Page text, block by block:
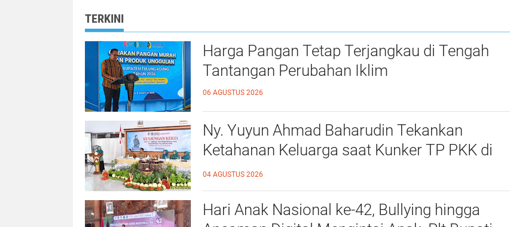
TERKINI
Harga Pangan Tetap Terjangkau di Tengah
Tantangan Perubahan Iklim
06 AGUSTUS 2026
Ny. Yuyun Ahmad Baharudin Tekankan
Ketahanan Keluarga saat Kunker TP PKK di
Kalidawir
04 AGUSTUS 2026
Hari Anak Nasional ke-42, Bullying hingga